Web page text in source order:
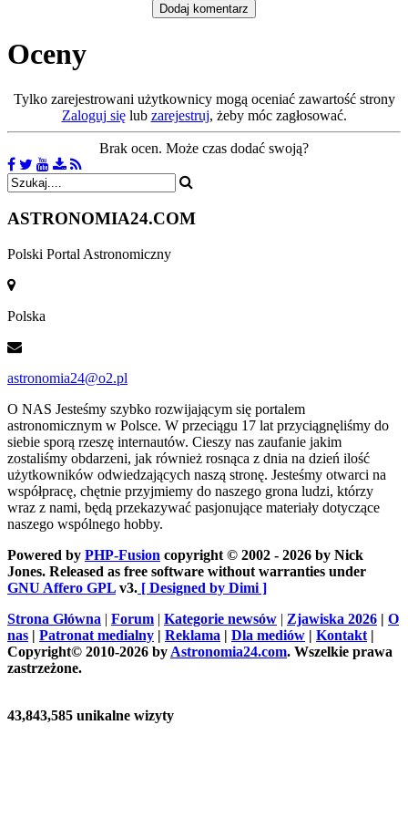
Oceny
Tylko zarejestrowani użytkownicy mogą oceniać zawartość strony
Zaloguj sięlub zarejestruj, żeby móc zagłosować.
Brak ocen. Może czas dodać swoją?
ASTRONOMIA24.COM
Polski Portal Astronomiczny
Polska
astronomia24@o2.pl
O NAS Jesteśmy szybko rozwijającym się portalem
astronomicznym w Polsce. W przeciągu 17 lat przyciągnęliśmy do
siebie sporą rzeszę internautów. Cieszy nas zaufanie jakim
zostaliśmy obdarzeni, jak również rosnąca z dnia na dzień ilość
użytkowników odwiedzających naszą stronę. Jesteśmy otwarci na
współpracę, chętnie przyjmiemy do naszego grona ludzi, którzy
wraz z nami, będą przekazywać pasjonujące materiały dotyczące
naszego wspólnego hobby.
Powered by PHP-Fusion copyright © 2002 - 2026 by Nick
Jones. Released as free software without warranties under
GNU Affero GPL v3. [ Designed by Dimi ]
Strona Główna | Forum | Kategorie newsów | Zjawiska 2026 | O
nas | Patronat medialny | Reklama | Dla mediów | Kontakt |
Copyright© 2010-2026 by Astronomia24.com. Wszelkie prawa
zastrzeżone.
43,843,585 unikalne wizyty